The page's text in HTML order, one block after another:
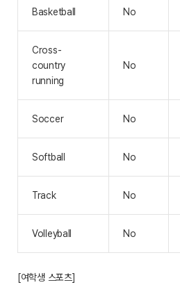
Basketball No
Cross-
country
running
No
Soccer No
Softball No
Track No
Volleyball No
[여학생 스포츠]